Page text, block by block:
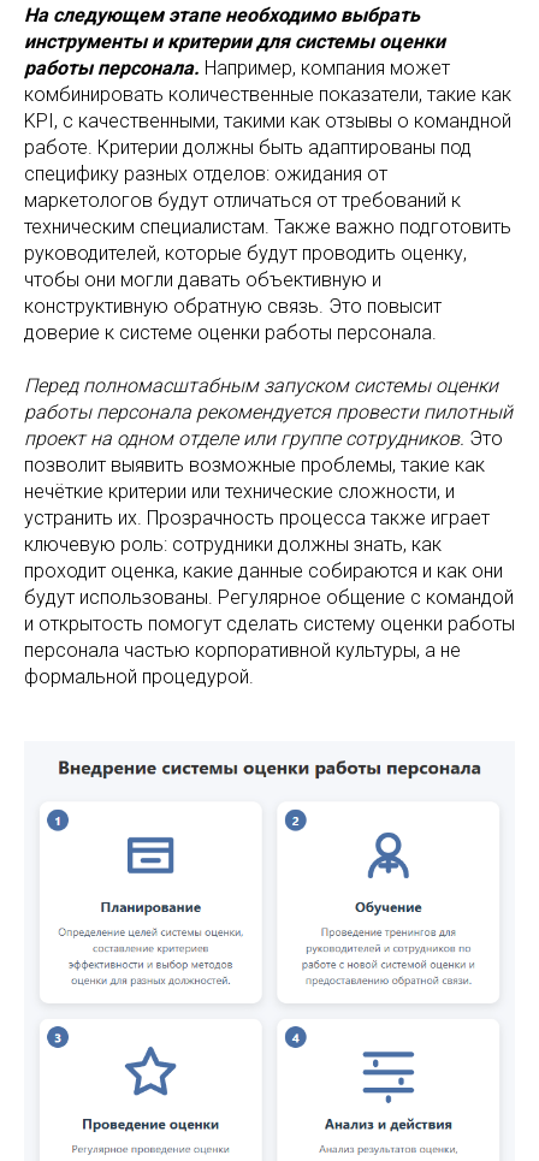
На следующем этапе необходимо выбрать
инструменты и критерии для системы оценки
работы персонала. Например, компания может
комбинировать количественные показатели, такие как
KPI, с качественными, такими как отзывы о командной
работе. Критерии должны быть адаптированы под
специфику разных отделов: ожидания от
маркетологов будут отличаться от требований к
техническим специалистам. Также важно подготовить
руководителей, которые будут проводить оценку,
чтобы они могли давать объективную и
конструктивную обратную связь. Это повысит
доверие к системе оценки работы персонала.
Перед полномасштабным запуском системы оценки
работы персонала рекомендуется провести пилотный
проект на одном отделе или группе сотрудников. Это
позволит выявить возможные проблемы, такие как
нечёткие критерии или технические сложности, и
устранить их. Прозрачность процесса также играет
ключевую роль: сотрудники должны знать, как
проходит оценка, какие данные собираются и как они
будут использованы. Регулярное общение с командой
и открытость помогут сделать систему оценки работы
персонала частью корпоративной культуры, а не
формальной процедурой.